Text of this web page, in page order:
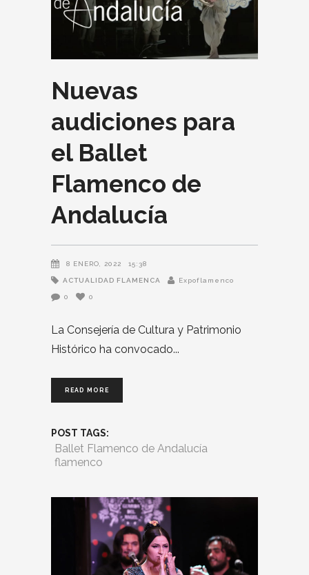
Nuevas
audiciones para
el Ballet
Flamenco de
Andalucía
8 ENERO, 2022 15:38
ACTUALIDAD FLAMENCA Expoflamenco
0 0
La Consejería de Cultura y Patrimonio
Histórico ha convocado
READ MORE
POST TAGS:
Ballet Flamenco de Andalucía
flamenco